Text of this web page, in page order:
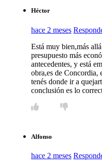
Héctor
hace 2 meses
Está muy bien,más
presupuesto más
antecedentes, y está
obra,es de Concordia,
tenés donde ir a
conclusión es lo
Alfonso
hace 2 meses